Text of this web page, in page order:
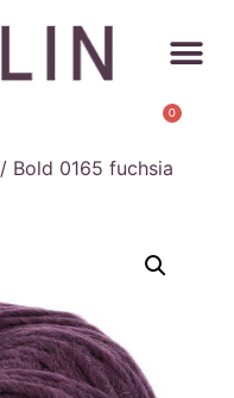
0
/ Bold 0165 fuchsia